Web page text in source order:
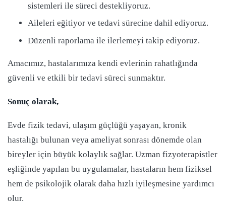
sistemleri ile süreci destekliyoruz.
Aileleri eğitiyor ve tedavi sürecine dahil ediyoruz.
Düzenli raporlama ile ilerlemeyi takip ediyoruz.
Amacımız, hastalarımıza kendi evlerinin rahatlığında
güvenli ve etkili bir tedavi süreci sunmaktır.
Sonuç olarak,
Evde fizik tedavi, ulaşım güçlüğü yaşayan, kronik
hastalığı bulunan veya ameliyat sonrası dönemde olan
bireyler için büyük kolaylık sağlar. Uzman fizyoterapistler
eşliğinde yapılan bu uygulamalar, hastaların hem fiziksel
hem de psikolojik olarak daha hızlı iyileşmesine yardımcı
olur.